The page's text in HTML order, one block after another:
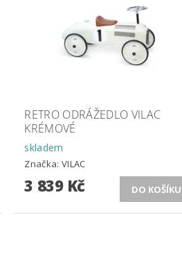
RETRO ODRÁŽEDLO VILAC
KRÉMOVÉ
skladem
Značka:VILAC
3 839 Kč